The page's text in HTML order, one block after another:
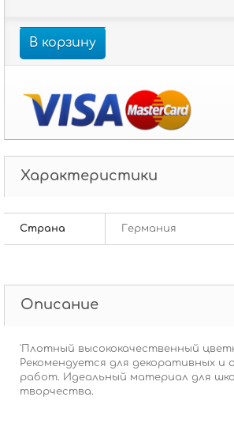
В корзину
Характеристики
Страна Германия
Описание
'Плотный высококачественный
Рекомендуется для декоративных и
работ. Идеальный материал для
творчества.